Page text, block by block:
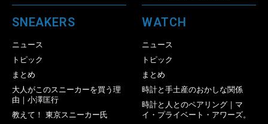
SNEAKERS
ニュース
トピック
まとめ
大人がこのスニーカーを買う理
由｜小澤匡行
教えて！ 東京スニーカー氏
WATCH
ニュース
トピック
まとめ
時計と手土産のおかしな関係
時計と人とのペアリング｜マ
イ・プライベート・アワーズ。